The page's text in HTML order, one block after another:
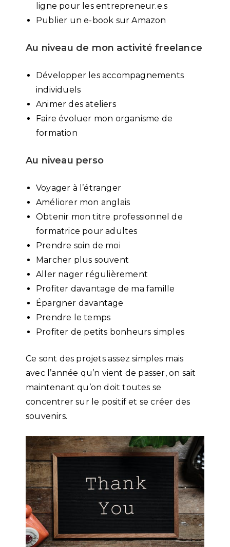
ligne pour les entrepreneur.e.s
Publier un e-book sur Amazon
Au niveau de mon activité freelance
Développer les accompagnements
individuels
Animer des ateliers
Faire évoluer mon organisme de
formation
Au niveau perso
Voyager à l’étranger
Améliorer mon anglais
Obtenir mon titre professionnel de
formatrice pour adultes
Prendre soin de moi
Marcher plus souvent
Aller nager régulièrement
Profiter davantage de ma famille
Épargner davantage
Prendre le temps
Profiter de petits bonheurs simples
Ce sont des projets assez simples mais
avec l’année qu’n vient de passer, on sait
maintenant qu’on doit toutes se
concentrer sur le positif et se créer des
souvenirs.